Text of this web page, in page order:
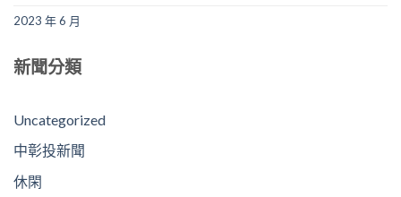
2023 年 6 月
新聞分類
Uncategorized
中彰投新聞
休閑